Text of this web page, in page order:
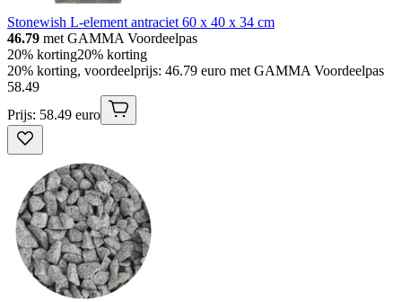
Stonewish L-element antraciet 60 x 40 x 34 cm
46.79 met GAMMA Voordeelpas
20% korting20% korting
20% korting, voordeelprijs: 46.79 euro met GAMMA Voordeelpas
58.49
Prijs: 58.49 euro